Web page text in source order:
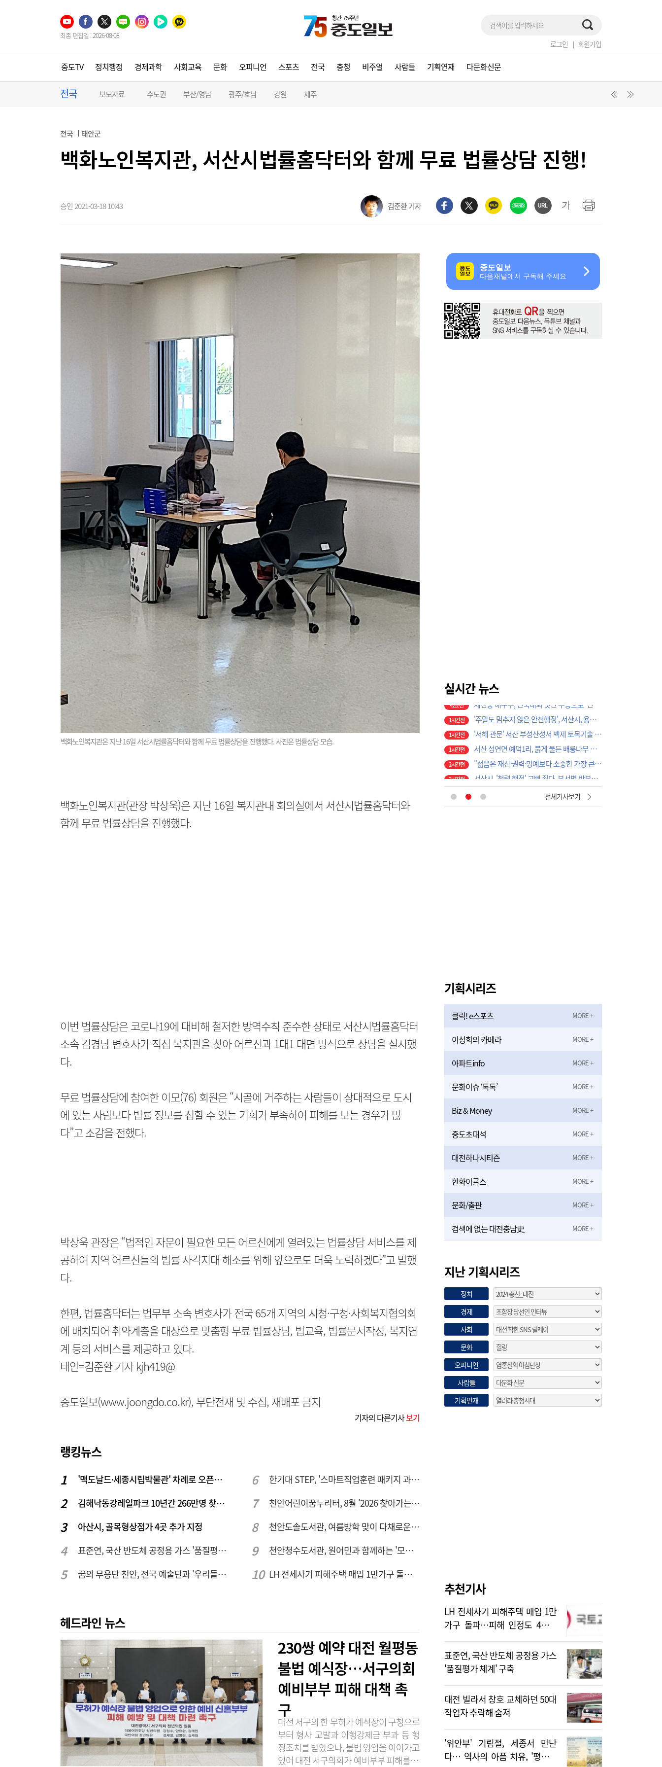
최종 편집일 : 2026-08-08
로그인 회원가입
중도TV 정치행정 경제과학 사회교육 문화 오피니언 스포츠 전국 충청 비주얼 사람들 기획연재 다문화신문
전국 보도자료 수도권 부산/영남 광주/호남 강원 제주
전국 태안군
백화노인복지관, 서산시법률홈닥터와 함께 무료 법률상담 진행!
승인 2021-03-18 10:43 김준환 기자
백화노인복지관은 지난 16일 서산시법률홈닥터와 함께 무료 법률상담을 진행했다. 사진은 법률상담 모습.
백화노인복지관(관장 박상욱)은 지난 16일 복지관내 회의실에서 서산시법률홈닥터와
함께 무료 법률상담을 진행했다.
이번 법률상담은 코로나19에 대비해 철저한 방역수칙 준수한 상태로 서산시법률홈닥터
소속 김경남 변호사가 직접 복지관을 찾아 어르신과 1대1 대면 방식으로 상담을 실시했
다.
무료 법률상담에 참여한 이모(76) 회원은 “시골에 거주하는 사람들이 상대적으로 도시
에 있는 사람보다 법률 정보를 접할 수 있는 기회가 부족하여 피해를 보는 경우가 많
다”고 소감을 전했다.
박상욱 관장은 “법적인 자문이 필요한 모든 어르신에게 열려있는 법률상담 서비스를 제
공하여 지역 어르신들의 법률 사각지대 해소를 위해 앞으로도 더욱 노력하겠다”고 말했
다.
한편, 법률홈닥터는 법무부 소속 변호사가 전국 65개 지역의 시청·구청·사회복지협의회
에 배치되어 취약계층을 대상으로 맞춤형 무료 법률상담, 법교육, 법률문서작성, 복지연
계 등의 서비스를 제공하고 있다.
태안=김준환 기자 kjh419@
중도일보(www.joongdo.co.kr), 무단전재 및 수집, 재배포 금지
기자의 다른기사보기
랭킹뉴스
'맥도날드·세종시립박물관' 차례로 오픈… 고운동 정주여건 좋아진다
김해낙동강레일파크 10년간 266만명 찾았다
아산시, 골목형상점가 4곳 추가 지정
표준연, 국산 반도체 공정용 가스 '품질평가 체계' 구축
꿈의 무용단 천안, 전국 예술단과 '우리들의 하모니' 선보여
한기대 STEP, '스마트직업훈련 패키지 과정 3기' 모집
천안어린이꿈누리터, 8월 '2026 찾아가는 팝업놀이터' 운영
천안도솔도서관, 여름방학 맞이 다채로운 독서문화 프로그램 운영
천안청수도서관, 원어민과 함께하는 '모든 영어 모든 독서' 운영
LH 전세사기 피해주택 매입 1만가구 돌파…피해 인정도 4만건 넘어
헤드라인 뉴스
230쌍 예약 대전 월평동
불법 예식장…서구의회
예비부부 피해 대책 촉
구
대전 서구의 한 무허가 예식장이 구청으로
부터 형사 고발과 이행강제금 부과 등 행
정조치를 받았으나, 불법 영업을 이어가고
있어 대전 서구의회가 예비부부 피해를 막
실시간 뉴스
1시간전
6분전 “ATM 누를 때마다 마약 경고”…논산署·농협, 생활밀착형 범죄 차단 맞손
15분전 논산문화관광재단, ‘2026 강경국가유산야행’ 도슨트 투어 운영
전체기사보기
기획시리즈
클릭! e스포츠
이성희의 카메라
아파트info
문화이슈 ‘톡톡’
Biz & Money
중도초대석
대전하나시티즌
한화이글스
문화/출판
검색에 없는 대전충남史
지난 기획시리즈
정치
경제
사회
문화
오피니언
사람들
기획연재
추천기사
LH 전세사기 피해주택 매입 1만
가구 돌파…피해 인정도 4만건
넘어
표준연, 국산 반도체 공정용 가스
'품질평가 체계' 구축
대전 빌라서 창호 교체하던 50대
작업자 추락해 숨져
'위안부' 기림절, 세종서 만난
다… 역사의 아픔 치유, '평화의